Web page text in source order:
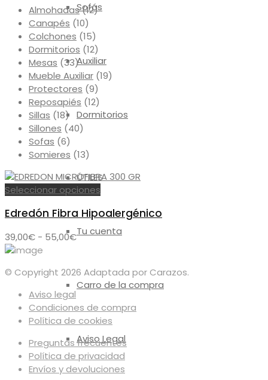
Sofás
Auxiliar
Dormitorios
ÚTILES
Tu cuenta
Carro de la compra
Aviso Legal
Almohadas(12)
Canapés (10)
Colchones (15)
Dormitorios (12)
Mesas (33)
Mueble Auxiliar (19)
Protectores (9)
Reposapiés (12)
Sillas (18)
Sillones (40)
Sofas (6)
Somieres (13)
Seleccionar opciones
tiene
múltiples
opciones
se
elegir
en
la
página
de
producto
Edredón Fibra Hipoalergénico
39,00€ - 55,00€Rango
desde
39,00€
hasta
55,00€
© Copyright 2026 Adaptada por Carazos.
Aviso legal
Condiciones de compra
Política de cookies
Preguntas frecuentes
Política de privacidad
Envíos y devoluciones